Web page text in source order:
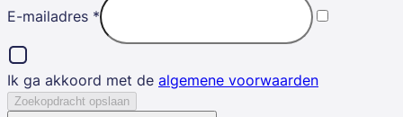
E-mailadres *
Ik ga akkoord met de algemene voorwaarden
Zoekopdracht opslaan